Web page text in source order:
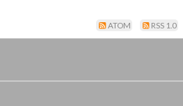
ATOM RSS 1.0